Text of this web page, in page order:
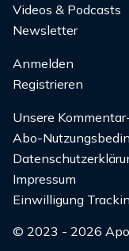
Videos & Podcasts
Newsletter
Anmelden
Registrieren
Unsere
Abo-
Impressum
Einwilligung
© 2023 - 2026